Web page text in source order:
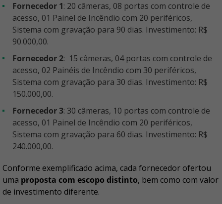
Fornecedor 1: 20 câmeras, 08 portas com controle de
acesso, 01 Painel de Incêndio com 20 periféricos,
Sistema com gravação para 90 dias. Investimento: R$
90.000,00.
Fornecedor 2: 15 câmeras, 04 portas com controle de
acesso, 02 Painéis de Incêndio com 30 periféricos,
Sistema com gravação para 30 dias. Investimento: R$
150.000,00.
Fornecedor 3: 30 câmeras, 10 portas com controle de
acesso, 01 Painel de Incêndio com 20 periféricos,
Sistema com gravação para 60 dias. Investimento: R$
240.000,00.
Conforme exemplificado acima, cada fornecedor ofertou
uma proposta com escopo distinto, bem como com valor
de investimento diferente.